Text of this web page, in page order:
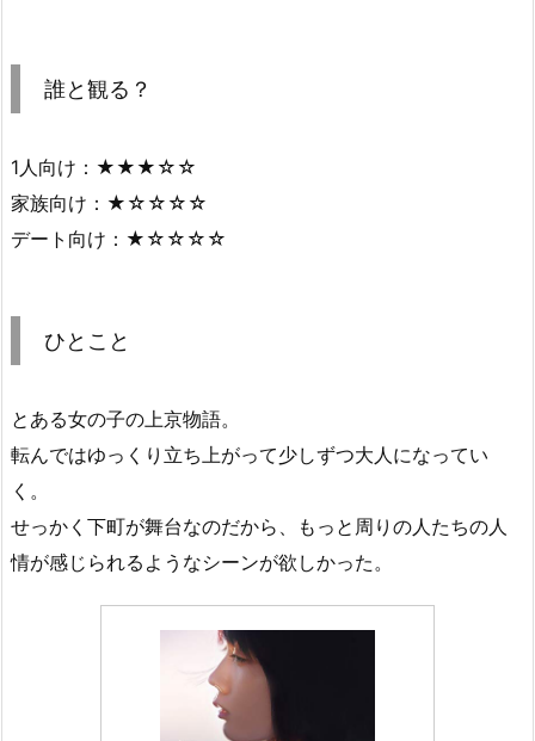
誰と観る？
1人向け：★★★☆☆
家族向け：★☆☆☆☆
デート向け：★☆☆☆☆
ひとこと
とある女の子の上京物語。
転んではゆっくり立ち上がって少しずつ大人になってい
く。
せっかく下町が舞台なのだから、もっと周りの人たちの人
情が感じられるようなシーンが欲しかった。